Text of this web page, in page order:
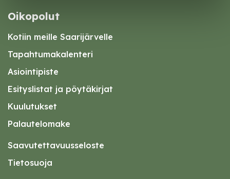
Oikopolut
Kotiin meille Saarijärvelle
Tapahtumakalenteri
Asiointipiste
Esityslistat ja pöytäkirjat
Kuulutukset
Palautelomake
Saavutettavuusseloste
Tietosuoja